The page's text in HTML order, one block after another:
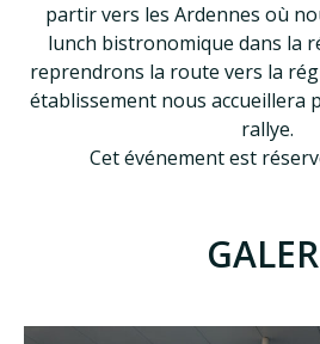
partir vers les Ardennes où
lunch bistronomique dans la
reprendrons la route vers la
établissement nous accueillera
rallye.
Cet événement est